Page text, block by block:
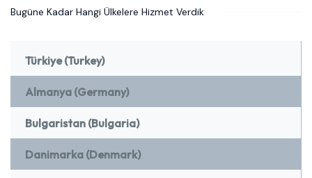
Bugüne Kadar Hangi Ülkelere Hizmet Verdik
Türkiye (Turkey)
Almanya (Germany)
Bulgaristan (Bulgaria)
Danimarka (Denmark)